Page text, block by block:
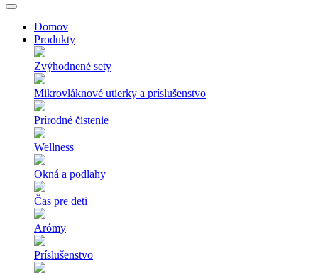
Domov
Produkty
Zvýhodnené sety
Mikrovláknové utierky a príslušenstvo
Prírodné čistenie
Wellness
Okná a podlahy
Čas pre deti
Arómy
Príslušenstvo